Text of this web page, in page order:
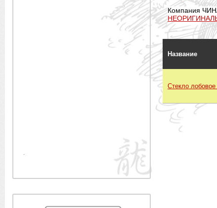
Компания
Название
Стекло лобовое
.